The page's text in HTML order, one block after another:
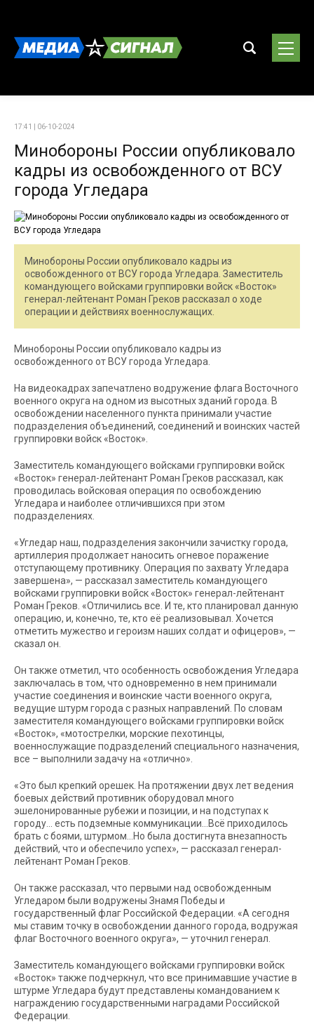
17:41 | 06-10-2024
Минобороны России опубликовало
кадры из освобожденного от ВСУ
города Угледара
Минобороны России опубликовало кадры из
освобожденного от ВСУ города Угледара. Заместитель
командующего войсками группировки войск «Восток»
генерал-лейтенант Роман Греков рассказал о ходе
операции и действиях военнослужащих.
Минобороны России опубликовало кадры из
освобожденного от ВСУ города Угледара.
На видеокадрах запечатлено водружение флага Восточного
военного округа на одном из высотных зданий города. В
освобождении населенного пункта принимали участие
подразделения объединений, соединений и воинских частей
группировки войск «Восток».
Заместитель командующего войсками группировки войск
«Восток» генерал-лейтенант Роман Греков рассказал, как
проводилась войсковая операция по освобождению
Угледара и наиболее отличившихся при этом
подразделениях.
«Угледар наш, подразделения закончили зачистку города,
артиллерия продолжает наносить огневое поражение
отступающему противнику. Операция по захвату Угледара
завершена», — рассказал заместитель командующего
войсками группировки войск «Восток» генерал-лейтенант
Роман Греков. «Отличились все. И те, кто планировал данную
операцию, и, конечно, те, кто её реализовывал. Хочется
отметить мужество и героизм наших солдат и офицеров», —
сказал он.
Он также отметил, что особенность освобождения Угледара
заключалась в том, что одновременно в нем принимали
участие соединения и воинские части военного округа,
ведущие штурм города с разных направлений. По словам
заместителя командующего войсками группировки войск
«Восток», «мотострелки, морские пехотинцы,
военнослужащие подразделений специального назначения,
все – выполнили задачу на «отлично».
«Это был крепкий орешек. На протяжении двух лет ведения
боевых действий противник оборудовал много
эшелонированные рубежи и позиции, и на подступах к
городу… есть подземные коммуникации…Всё приходилось
брать с боями, штурмом…Но была достигнута внезапность
действий, что и обеспечило успех», — рассказал генерал-
лейтенант Роман Греков.
Он также рассказал, что первыми над освобожденным
Угледаром были водружены Знамя Победы и
государственный флаг Российской Федерации. «А сегодня
мы ставим точку в освобождении данного города, водружая
флаг Восточного военного округа», — уточнил генерал.
Заместитель командующего войсками группировки войск
«Восток» также подчеркнул, что все принимавшие участие в
штурме Угледара будут представлены командованием к
награждению государственными наградами Российской
Федерации.